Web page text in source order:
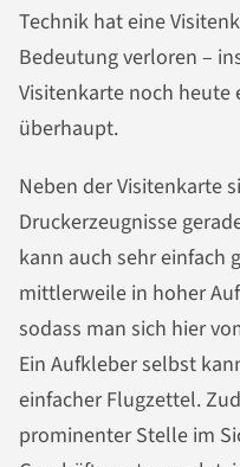
Technik hat eine
Bedeutung verloren –
Visitenkarte noch heute
überhaupt.
Neben der Visitenkarte
Druckerzeugnisse
kann auch sehr einfach
mittlerweile in hoher
sodass man sich hier
Ein Aufkleber selbst
einfacher Flugzettel.
prominenter Stelle im